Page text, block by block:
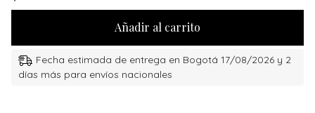
Añadir al carrito
Fecha estimada de entrega en Bogotá 17/08/2026 y 2
días más para envíos nacionales